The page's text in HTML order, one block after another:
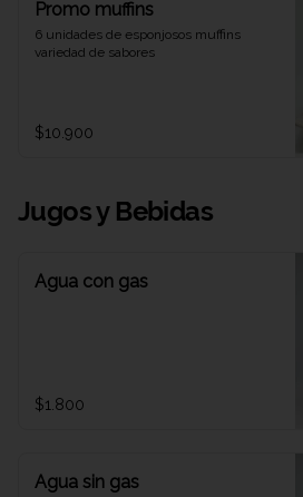
Promo muffins
6 unidades de esponjosos muffins
variedad de sabores
$10.900
Jugos y Bebidas
Agua con gas
$1.800
Agua sin gas